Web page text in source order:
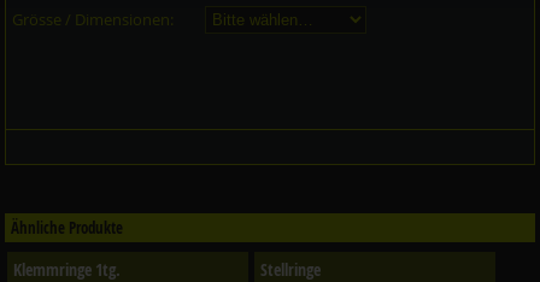
Grösse / Dimensionen:
Ähnliche Produkte
Klemmringe 1tg. Stellringe